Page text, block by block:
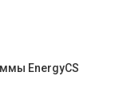
EnergyCS